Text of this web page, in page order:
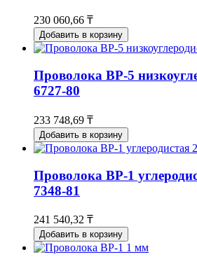
230 060,66 ₸
Добавить в корзину
Проволока ВР-5
6727-80
233 748,69 ₸
Добавить в корзину
Проволока ВР-1
7348-81
241 540,32 ₸
Добавить в корзину